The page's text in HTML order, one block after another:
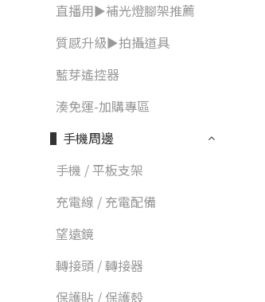
直播用►補光燈腳架推薦
質感升級►拍攝道具
藍芽遙控器
湊免運-加購專區
▌手機周邊
手機 / 平板支架
充電線 / 充電配備
望遠鏡
轉接頭 / 轉接器
保護貼 / 保護殼